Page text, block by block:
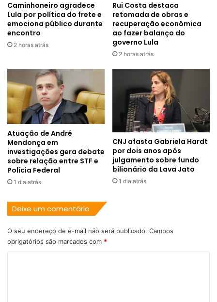
Caminhoneiro agradece
Lula por política do frete e
emociona público durante
encontro
2 horas atrás
Rui Costa destaca
retomada de obras e
recuperação econômica
ao fazer balanço do
governo Lula
2 horas atrás
Atuação de André
Mendonça em
investigações gera debate
sobre relação entre STF e
Polícia Federal
1 dia atrás
CNJ afasta Gabriela Hardt
por dois anos após
julgamento sobre fundo
bilionário da Lava Jato
1 dia atrás
Deixe um comentário
O seu endereço de e-mail não será publicado. Campos
obrigatórios são marcados com *